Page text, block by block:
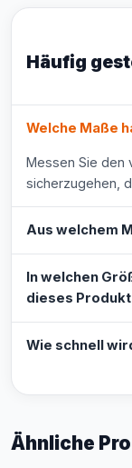
Häufig
Welche Maße
Messen Sie den
sicherzugehen,
Aus welchem
In welchen
dieses
Wie schnell
Ähnliche